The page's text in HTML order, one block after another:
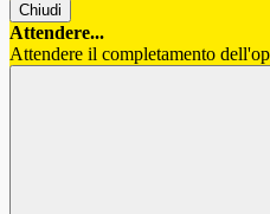
Chiudi
Attendere...
Attendere il completamento